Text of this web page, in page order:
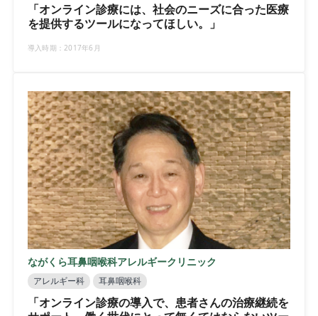
「オンライン診療には、社会のニーズに合った医療
を提供するツールになってほしい。」
導入時期：2017年6月
ながくら耳鼻咽喉科アレルギークリニック
アレルギー科 耳鼻咽喉科
「オンライン診療の導入で、患者さんの治療継続を